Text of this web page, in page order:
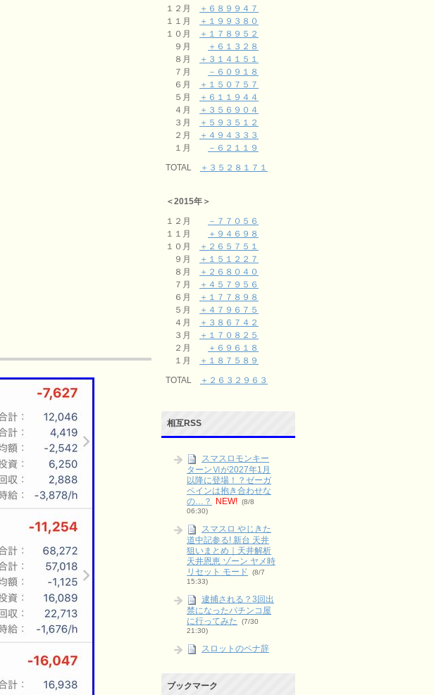
１２月
＋６８９９４７
１１月
＋１９９３８０
１０月
＋１７８９５２
９月
＋６１３２８
８月
＋３１４１５１
７月
－６０９１８
６月
＋１５０７５７
５月
＋６１１９４４
４月
＋３５６９０４
３月
＋５９３５１２
２月
＋４９４３３３
１月
－６２１１９
TOTAL
＋３５２８１７１
＜2015年＞
１２月
－７７０５６
１１月
＋９４６９８
１０月
＋２６５７５１
９月
＋１５１２２７
８月
＋２６８０４０
７月
＋４５７９５６
６月
＋１７７８９８
５月
＋４７９６７５
４月
＋３８６７４２
３月
＋１７０８２５
２月
＋６９６１８
１月
＋１８７５８９
TOTAL
＋２６３２９６３
相互RSS
スマスロモンキー
ターンⅥが2027年1月
以降に登場！？ゼーガ
ペインは抱き合わせな
の…？
NEW! (8/8
06:30)
スマスロ やじきた
道中記参る! 新台 天井
狙いまとめ｜天井解析
天井恩恵 ゾーン ヤメ時
リセット モード
(8/7
15:33)
逮捕される？3回出
禁になったパチンコ屋
に行ってみた
(7/30
21:30)
スロットのペナ辞
ーンで整理
ブックマーク